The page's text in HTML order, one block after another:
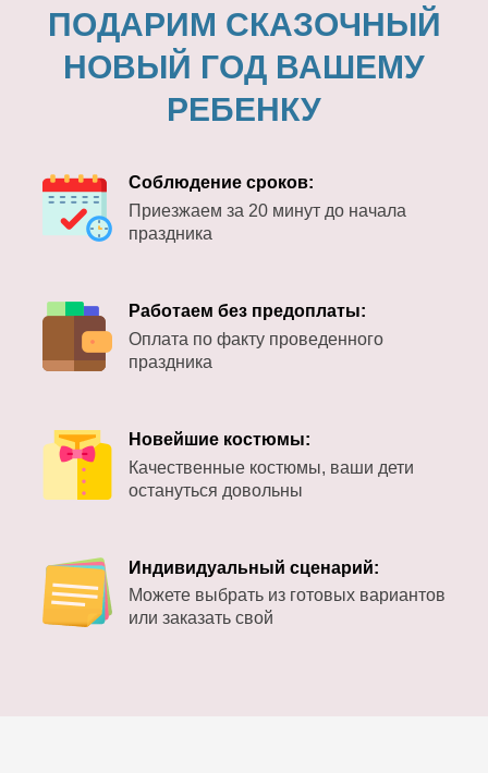
ПОДАРИМ СКАЗОЧНЫЙ
НОВЫЙ ГОД ВАШЕМУ
РЕБЕНКУ
Соблюдение сроков:
Приезжаем за 20 минут до начала
праздника
Работаем без предоплаты:
Оплата по факту проведенного
праздника
Новейшие костюмы:
Качественные костюмы, ваши дети
остануться довольны
Индивидуальный сценарий:
Можете выбрать из готовых вариантов
или заказать свой